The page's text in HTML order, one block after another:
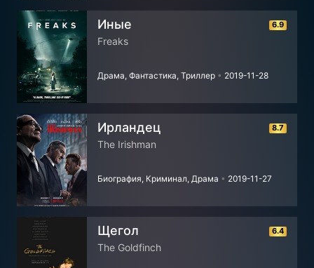
6.9
Иные
Freaks
Драма, Фантастика, Триллер • 2019-11-28
8.7
Ирландец
The Irishman
Биография, Криминал, Драма • 2019-11-27
6.4
Щегол
The Goldfinch